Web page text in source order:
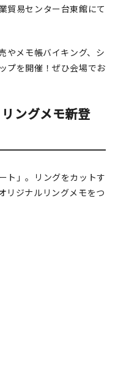
貿易センター台東館にて
やメモ帳バイキング、シ
プを開催！ぜひ会場でお
ングメモ新登
ト」。リングをカットす
リジナルリングメモをつ